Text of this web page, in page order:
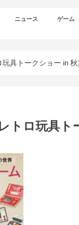
ニュース ゲーム
具トークショー in 秋
トロ玩具ト